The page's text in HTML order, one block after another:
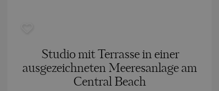
Studio mit Terrasse in einer
ausgezeichneten Meeresanlage am
Central Beach